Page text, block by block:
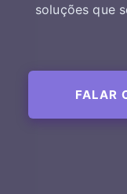
soluções que
FALAR